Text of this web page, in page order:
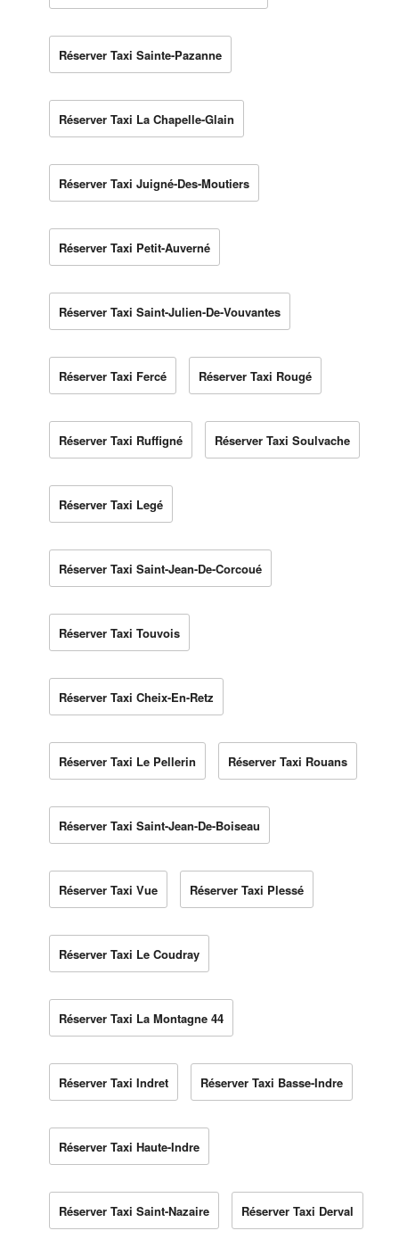
Réserver Taxi Sainte-Pazanne
Réserver Taxi La Chapelle-Glain
Réserver Taxi Juigné-Des-Moutiers
Réserver Taxi Petit-Auverné
Réserver Taxi Saint-Julien-De-Vouvantes
Réserver Taxi Fercé Réserver Taxi Rougé
Réserver Taxi Ruffigné Réserver Taxi Soulvache
Réserver Taxi Legé
Réserver Taxi Saint-Jean-De-Corcoué
Réserver Taxi Touvois
Réserver Taxi Cheix-En-Retz
Réserver Taxi Le Pellerin Réserver Taxi Rouans
Réserver Taxi Saint-Jean-De-Boiseau
Réserver Taxi Vue Réserver Taxi Plessé
Réserver Taxi Le Coudray
Réserver Taxi La Montagne 44
Réserver Taxi Indret Réserver Taxi Basse-Indre
Réserver Taxi Haute-Indre
Réserver Taxi Saint-Nazaire Réserver Taxi Derval